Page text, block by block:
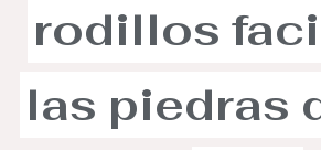
rodillos
las piedras